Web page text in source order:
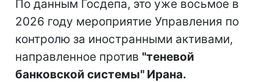
По данным Госдепа, это уже восьмое в
2026 году мероприятие Управления по
контролю за иностранными активами,
направленное против "теневой
банковской системы" Ирана.